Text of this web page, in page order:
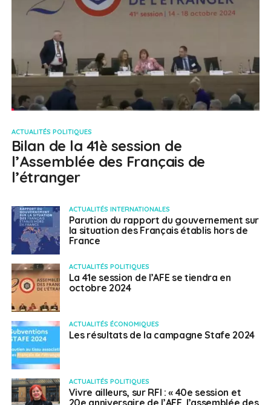
ACTUALITÉS POLITIQUES
Bilan de la 41è session de
l’Assemblée des Français de
l’étranger
ACTUALITÉS INTERNATIONALES
Parution du rapport du gouvernement sur
la situation des Français établis hors de
France
ACTUALITÉS POLITIQUES
La 41e session de l’AFE se tiendra en
octobre 2024
ACTUALITÉS ÉCONOMIQUES
Les résultats de la campagne Stafe 2024
ACTUALITÉS POLITIQUES
Vivre ailleurs, sur RFI : « 40e session et
20e anniversaire de l’AFE, l’assemblée des